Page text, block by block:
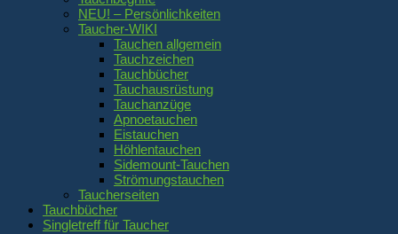
NEU! – Persönlichkeiten
Taucher-WIKI
Tauchen allgemein
Tauchzeichen
Tauchbücher
Tauchausrüstung
Tauchanzüge
Apnoetauchen
Eistauchen
Höhlentauchen
Sidemount-Tauchen
Strömungstauchen
Taucherseiten
Tauchbücher
Singletreff für Taucher